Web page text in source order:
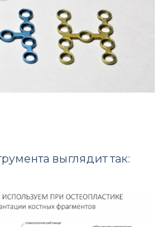
выглядит так: